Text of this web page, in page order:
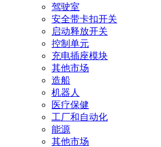
驾驶室
安全带卡扣开关
启动释放开关
控制单元
充电插座模块
其他市场
造船
机器人
医疗保健
工厂和自动化
能源
其他市场